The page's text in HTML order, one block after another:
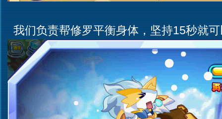
我们负责帮修罗平衡身体，坚持15秒就